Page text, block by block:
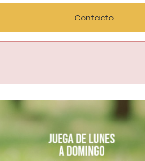
Contacto